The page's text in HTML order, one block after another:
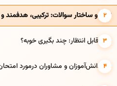
تنوع و ساختار سوالات: ترکیبی، هدفمند
نمره قابل انتظار: چند بگیری خوبه؟
نظر دانش‌آموزان و مشاوران درمورد